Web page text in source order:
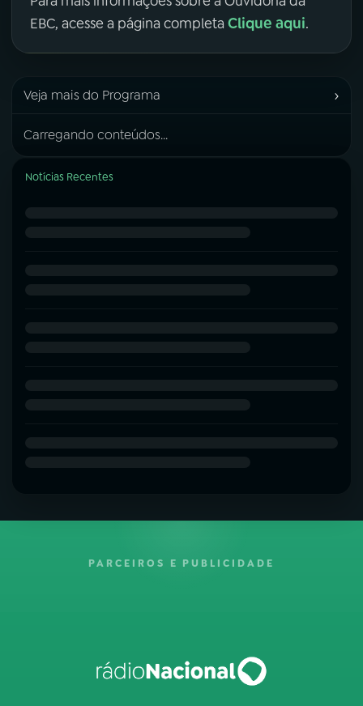
EBC, acesse a página completa Clique aqui.
Veja mais do Programa ›
Carregando conteúdos...
Notícias Recentes
PARCEIROS E PUBLICIDADE